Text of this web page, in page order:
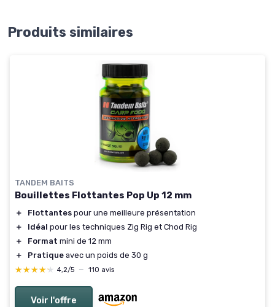
Produits similaires
TANDEM BAITS
Bouillettes Flottantes Pop Up 12 mm
＋ Flottantes pour une meilleure présentation
＋
Idéal pour les techniques Zig Rig et Chod Rig
＋
Format mini de 12 mm
＋
Pratique avec un poids de 30 g
★★★★★
★★★★★ 4,2/5 — 110 avis
Voir l'offre